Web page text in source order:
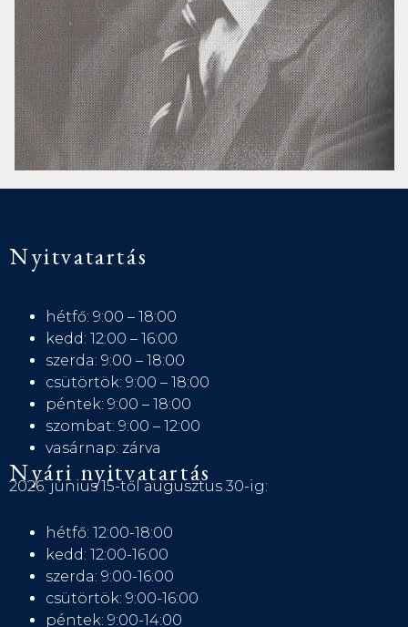
Nyitvatartás
hétfő: 9:00 – 18:00
kedd: 12:00 – 16:00
szerda: 9:00 – 18:00
csütörtök: 9:00 – 18:00
péntek: 9:00 – 18:00
szombat: 9:00 – 12:00
vasárnap: zárva
Nyári nyitvatartás
2026. június 15-től augusztus 30-ig:
hétfő: 12:00-18:00
kedd: 12:00-16:00
szerda: 9:00-16:00
csütörtök: 9:00-16:00
péntek: 9:00-14:00